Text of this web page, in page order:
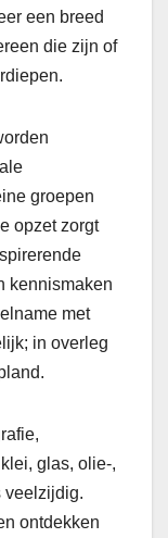
een breed
die zijn of
groepen
opzet zorgt
kennismaken
met
in overleg
glas, olie-,
veelzijdig.
ontdekken